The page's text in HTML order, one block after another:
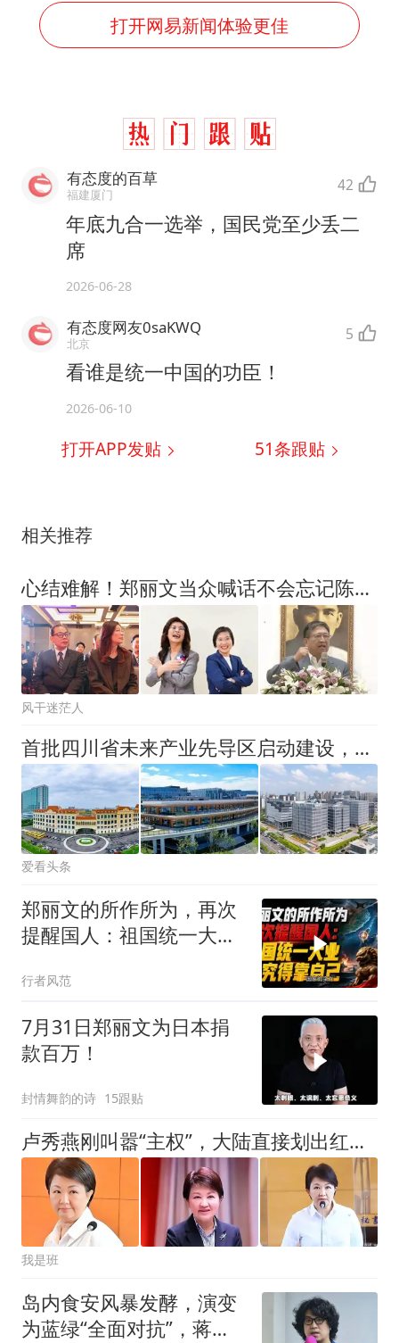
打开网易新闻体验更佳
有态度的百草
福建厦门 42
年底九合一选举，国民党至少丢二
席
2026-06-28
有态度网友0saKWQ
北京 5
看谁是统一中国的功臣！
2026-06-10
打开APP发贴 51条跟贴
相关推荐
心结难解！郑丽文当众喊话不会忘记陈见贤，陈回应缺席中常会缘由
风干迷茫人
首批四川省未来产业先导区启动建设，成都这三个主体入选
爱看头条
郑丽文的所作所为，再次
提醒国人：祖国统一大
行者风范
7月31日郑丽文为日本捐
款百万！
封情舞韵的诗 15跟贴
卢秀燕刚叫嚣“主权”，大陆直接划出红线，第一条就让她哑口无言
我是班
岛内食安风暴发酵，演变
为蓝绿“全面对抗”，蒋万